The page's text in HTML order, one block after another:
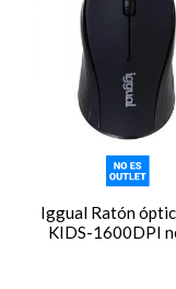
Iggual Ratón
KIDS-1600DPI